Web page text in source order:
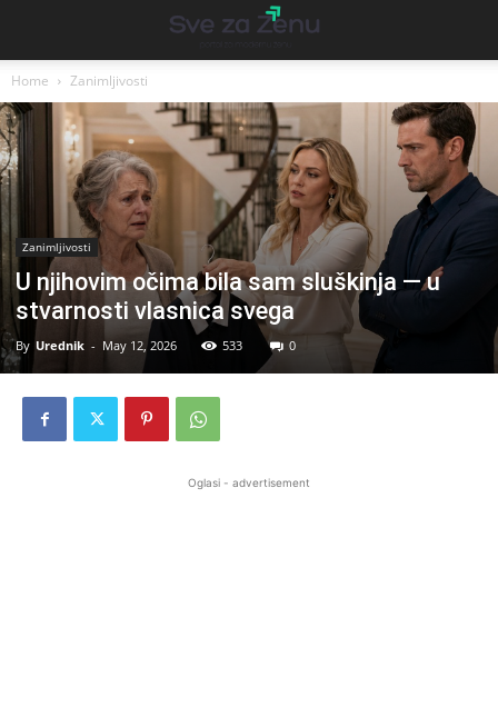
Home Zanimljivosti
Zanimljivosti
U njihovim očima bila sam sluškinja — u
stvarnosti vlasnica svega
By Urednik - May 12, 2026 533 0
Oglasi - advertisement